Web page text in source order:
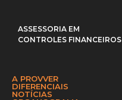
ASSESSORIA EM
CONTROLES FINANCEIROS
A PROVVER
DIFERENCIAIS
NOTÍCIAS